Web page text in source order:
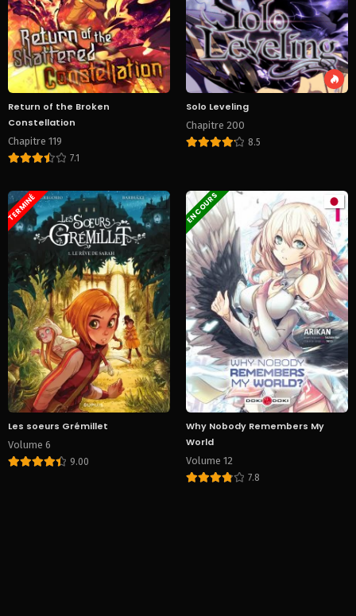
Return of the Broken
Constellation
Chapitre 119
7.1
Solo Leveling
Chapitre 200
8.5
TERMINÉ
Les soeurs Grémillet
Volume 6
9.00
EN COURS
Why Nobody Remembers My
World
Volume 12
7.8